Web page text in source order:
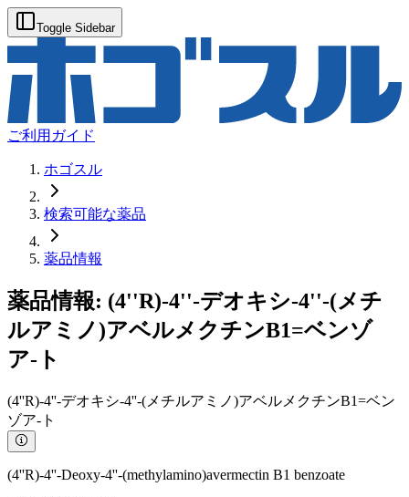
Toggle Sidebar
ご利用ガイド
ホゴスル
検索可能な薬品
薬品情報
薬品情報: (4''R)-4''-デオキシ-4''-(メチ
ルアミノ)アベルメクチンB1=ベンゾ
ア-ト
(4''R)-4''-デオキシ-4''-(メチルアミノ)アベルメクチンB1=ベン
ゾア-ト
(4''R)-4''-Deoxy-4''-(methylamino)avermectin B1 benzoate